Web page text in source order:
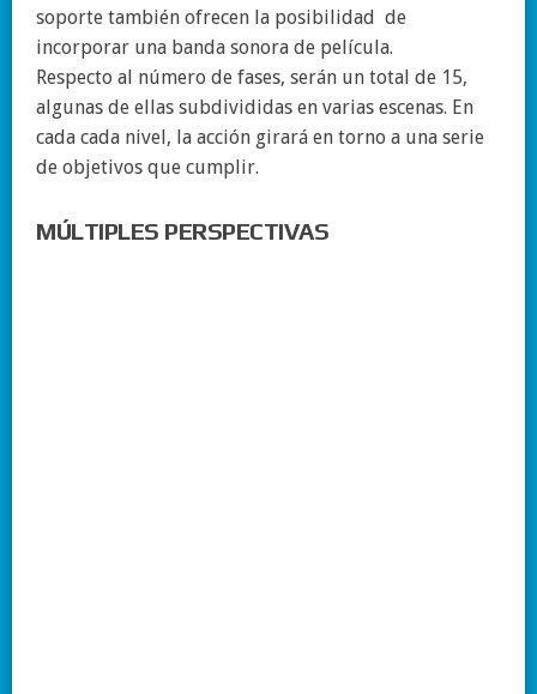
soporte también ofrecen la posibilidad de
incorporar una banda sonora de película.
Respecto al número de fases, serán un total de 15,
algunas de ellas subdivididas en varias escenas. En
cada cada nivel, la acción girará en torno a una serie
de objetivos que cumplir.
MÚLTIPLES PERSPECTIVAS